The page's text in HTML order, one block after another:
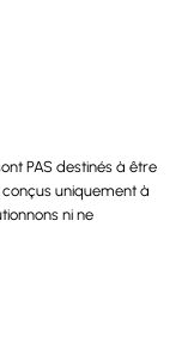
PAS destinés à être
uniquement à
ni ne